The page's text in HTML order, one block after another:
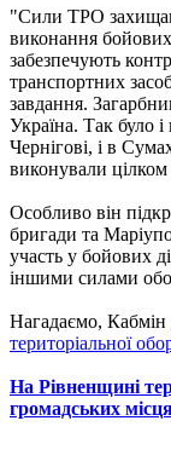
"Сили ТРО
виконання бойових
забезпечують
транспортних
завдання.
Україна. Так було і
Чернігові, і в
виконували
Особливо він
бригади та
участь у бойових
іншими силами
Нагадаємо, Кабмін
територіальної
На Рівненщині
громадських